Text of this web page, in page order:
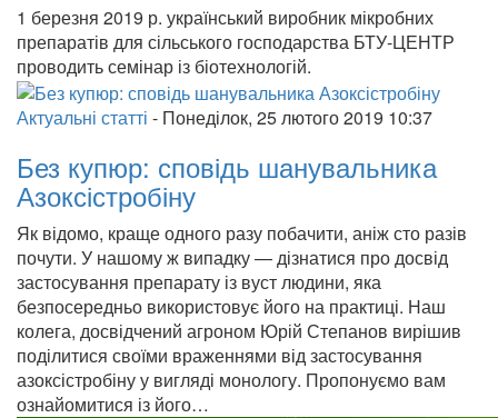
1 березня 2019 р. український виробник мікробних
препаратів для сільського господарства БТУ-ЦЕНТР
проводить семінар із біотехнологій.
Актуальні статті - Понеділок, 25 лютого 2019 10:37
Без купюр: сповідь шанувальника
Азоксістробіну
Як відомо, краще одного разу побачити, аніж сто разів
почути. У нашому ж випадку — дізнатися про досвід
застосування препарату із вуст людини, яка
безпосередньо використовує його на практиці. Наш
колега, досвідчений агроном Юрій Степанов вирішив
поділитися своїми враженнями від застосування
азоксістробіну у вигляді монологу. Пропонуємо вам
ознайомитися із його…